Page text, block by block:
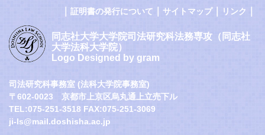
証明書の発行について サイトマップ｜ リンク
同志社大学大学院司法研究科法務専攻（同志社
大学法科大学院）
Logo Designed by gram
司法研究科事務室 (法科大学院事務室)
〒602-0023 京都市上京区烏丸通上立売下ル
TEL:075-251-3518 FAX:075-251-3069
ji-ls@mail.doshisha.ac.jp